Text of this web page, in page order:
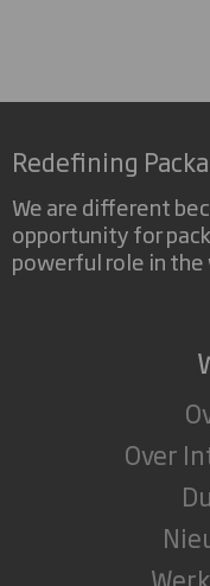
Redefining
We are different
opportunity for
powerful role in the
Over